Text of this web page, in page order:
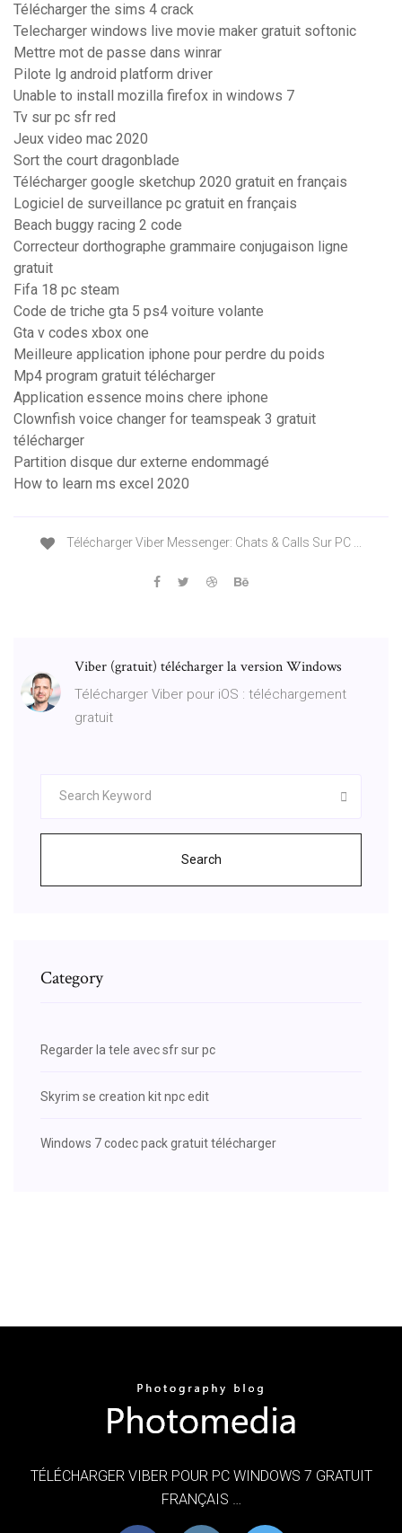
Télécharger the sims 4 crack
Telecharger windows live movie maker gratuit softonic
Mettre mot de passe dans winrar
Pilote lg android platform driver
Unable to install mozilla firefox in windows 7
Tv sur pc sfr red
Jeux video mac 2020
Sort the court dragonblade
Télécharger google sketchup 2020 gratuit en français
Logiciel de surveillance pc gratuit en français
Beach buggy racing 2 code
Correcteur dorthographe grammaire conjugaison ligne
gratuit
Fifa 18 pc steam
Code de triche gta 5 ps4 voiture volante
Gta v codes xbox one
Meilleure application iphone pour perdre du poids
Mp4 program gratuit télécharger
Application essence moins chere iphone
Clownfish voice changer for teamspeak 3 gratuit
télécharger
Partition disque dur externe endommagé
How to learn ms excel 2020
Télécharger Viber Messenger: Chats & Calls Sur PC ...
Viber (gratuit) télécharger la version Windows
Télécharger Viber pour iOS : téléchargement
gratuit
Search
Category
Regarder la tele avec sfr sur pc
Skyrim se creation kit npc edit
Windows 7 codec pack gratuit télécharger
TÉLÉCHARGER VIBER POUR PC WINDOWS 7 GRATUIT
FRANÇAIS …